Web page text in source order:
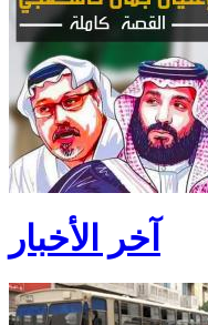
آخر الأخبار